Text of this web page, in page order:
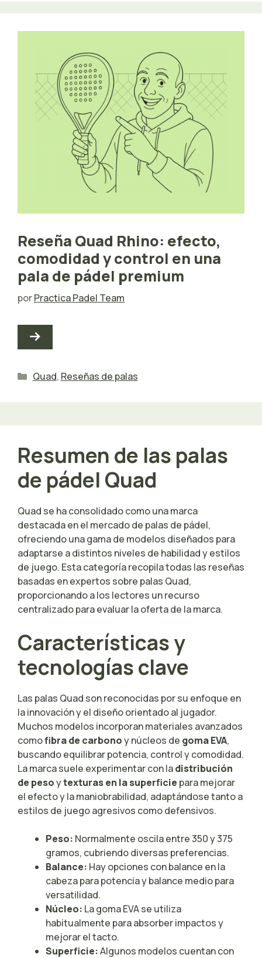
Reseña Quad Rhino: efecto,
comodidad y control en una
pala de pádel premium
porPractica Padel Team
Categorías
Quad, Reseñas de palas
Resumen de las palas
de pádel Quad
Quad se ha consolidado como una marca
destacada en el mercado de palas de pádel,
ofreciendo una gama de modelos diseñados para
adaptarse a distintos niveles de habilidad y estilos
de juego. Esta categoría recopila todas las reseñas
basadas en expertos sobre palas Quad,
proporcionando a los lectores un recurso
centralizado para evaluar la oferta de la marca.
Características y
tecnologías clave
Las palas Quad son reconocidas por su enfoque en
la innovación y el diseño orientado al jugador.
Muchos modelos incorporan materiales avanzados
comofibra de carbonoy núcleos de goma EVA,
buscando equilibrar potencia, control y comodidad.
La marca suele experimentar con ladistribución
de pesoytexturas en la superficie para mejorar
el efecto y la maniobrabilidad, adaptándose tanto a
estilos de juego agresivos como defensivos.
Peso: Normalmente oscila entre 350 y 375
gramos, cubriendo diversas preferencias.
Balance: Hay opciones con balance en la
cabeza para potencia y balance medio para
versatilidad.
Núcleo: La goma EVA se utiliza
habitualmente para absorber impactos y
mejorar el tacto.
Superficie:Algunos modelos cuentan con